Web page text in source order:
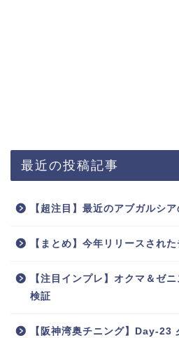
最近の投稿記事
【超注目】最近のアブガルシ
【まとめ】今年リリースされ
【注目インプレ】オクマ＆ゼ
検証
【阪神湾奥チニング】Day-23